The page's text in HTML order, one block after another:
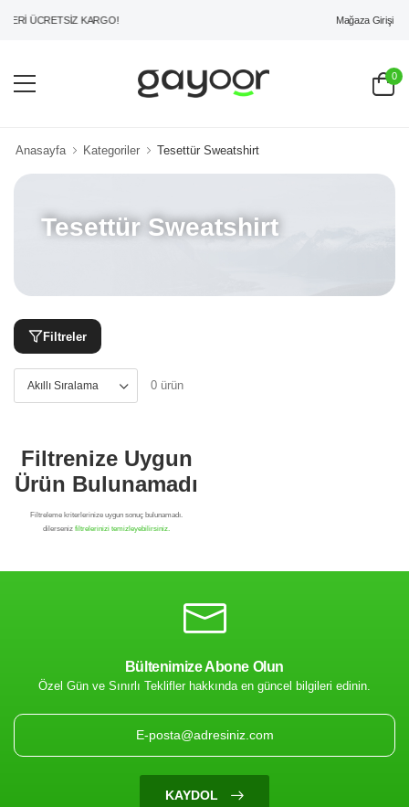
ÜCRETSİZ KARGO! Mağaza Girişi
0
Anasayfa Kategoriler Tesettür Sweatshirt
Tesettür Sweatshirt
Filtreler
0 ürün
Filtrenize Uygun
Bültenimize Abone Olun
Özel Gün ve Sınırlı Teklifler hakkında en güncel bilgileri edinin.
KAYDOL